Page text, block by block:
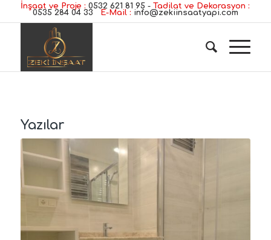
İnşaat ve Proje : 0532 621 81 95 - Tadilat ve Dekorasyon :
0535 284 04 33 E-Mail : info@zekiinsaatyapi.com
Yazılar